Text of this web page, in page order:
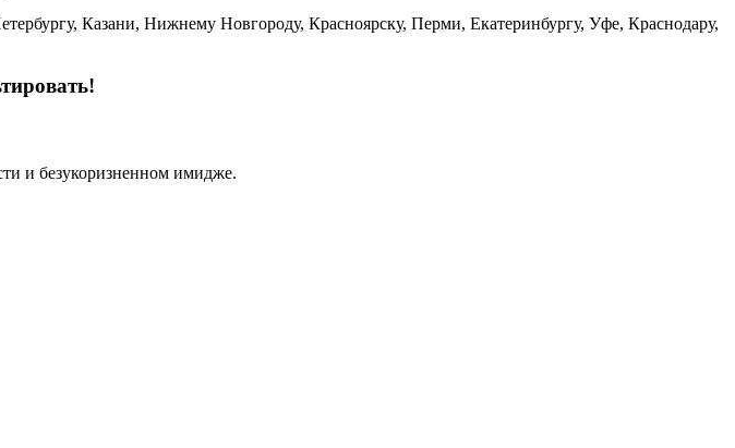
Казани, Нижнему Новгороду, Красноярску, Перми, Екатеринбургу, Уфе, Краснодару,
и безукоризненном имидже.